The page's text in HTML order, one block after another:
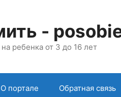
-
ребенка от 3 до 16 лет
О портале Обратная связь